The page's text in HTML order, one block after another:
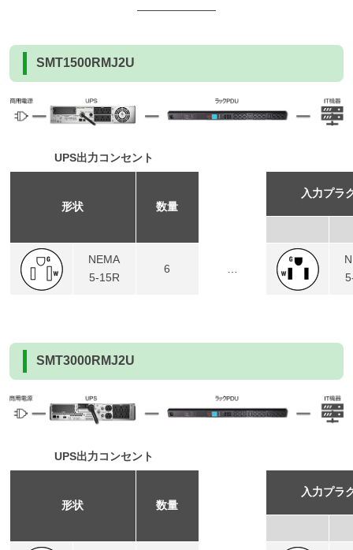
SMT1500RMJ2U
UPS出力コンセント
形状 数量
入力プラ
NEMA
5-15R
6
SMT3000RMJ2U
UPS出力コンセント
形状 数量
入力プラ